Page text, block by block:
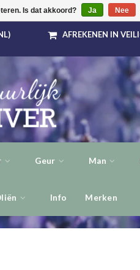
AFREKENEN IN
Geur Man
Info Merken
Is dat akkoord? Ja Nee